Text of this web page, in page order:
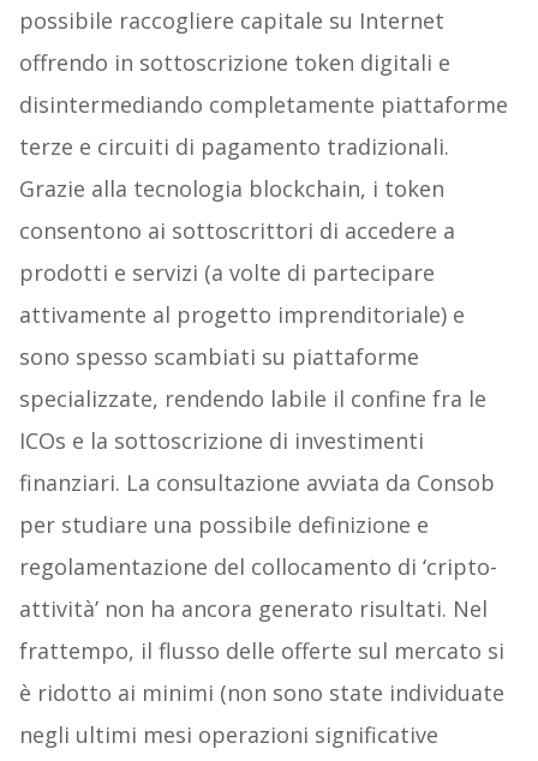
possibile raccogliere capitale su Internet
offrendo in sottoscrizione token digitali e
disintermediando completamente piattaforme
terze e circuiti di pagamento tradizionali.
Grazie alla tecnologia blockchain, i token
consentono ai sottoscrittori di accedere a
prodotti e servizi (a volte di partecipare
attivamente al progetto imprenditoriale) e
sono spesso scambiati su piattaforme
specializzate, rendendo labile il confine fra le
ICOs e la sottoscrizione di investimenti
finanziari. La consultazione avviata da Consob
per studiare una possibile definizione e
regolamentazione del collocamento di ‘cripto-
attività’ non ha ancora generato risultati. Nel
frattempo, il flusso delle offerte sul mercato si
è ridotto ai minimi (non sono state individuate
negli ultimi mesi operazioni significative